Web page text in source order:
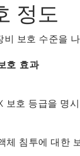
정도
보호 수준을
호 효과
보호 등급을 명
체 침투에 대한